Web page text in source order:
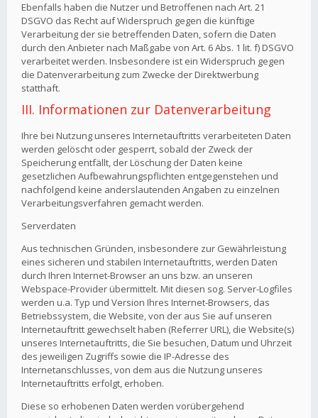
Ebenfalls haben die Nutzer und Betroffenen nach Art. 21
DSGVO das Recht auf Widerspruch gegen die künftige
Verarbeitung der sie betreffenden Daten, sofern die Daten
durch den Anbieter nach Maßgabe von Art. 6 Abs. 1 lit. f) DSGVO
verarbeitet werden. Insbesondere ist ein Widerspruch gegen
die Datenverarbeitung zum Zwecke der Direktwerbung
statthaft.
III. Informationen zur Datenverarbeitung
Ihre bei Nutzung unseres Internetauftritts verarbeiteten Daten
werden gelöscht oder gesperrt, sobald der Zweck der
Speicherung entfällt, der Löschung der Daten keine
gesetzlichen Aufbewahrungspflichten entgegenstehen und
nachfolgend keine anderslautenden Angaben zu einzelnen
Verarbeitungsverfahren gemacht werden.
Serverdaten
Aus technischen Gründen, insbesondere zur Gewährleistung
eines sicheren und stabilen Internetauftritts, werden Daten
durch Ihren Internet-Browser an uns bzw. an unseren
Webspace-Provider übermittelt. Mit diesen sog. Server-Logfiles
werden u.a. Typ und Version Ihres Internet-Browsers, das
Betriebssystem, die Website, von der aus Sie auf unseren
Internetauftritt gewechselt haben (Referrer URL), die Website(s)
unseres Internetauftritts, die Sie besuchen, Datum und Uhrzeit
des jeweiligen Zugriffs sowie die IP-Adresse des
Internetanschlusses, von dem aus die Nutzung unseres
Internetauftritts erfolgt, erhoben.
Diese so erhobenen Daten werden vorübergehend